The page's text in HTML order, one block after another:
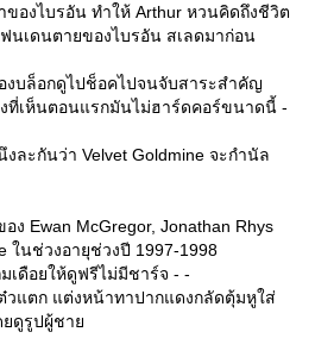
ของไบรอัน ทำให้ Arthur หวนคิดถึงชีวิต
นเดนตายของไบรอัน สเลดมาก่อน
งบล็อกดูไปช็อคไปจนจับสาระสำคัญ
ที่เห็นตอนแรกมันไม่ฮาร์ดคอร์ขนาดนี้ -
ละกันว่า Velvet Goldmine จะกำนัล
ง Ewan McGregor, Jonathan Rhys
ในช่วงอายุช่วงปี 1997-1998
เดือยให้ดูฟรีไม่มีชาร์จ - -
วแตก แต่งหน้าทาปากแดงกลัดตุ้มหูใส่
ยดูรูปผู้ชา